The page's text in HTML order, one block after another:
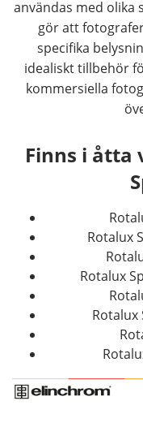
användas med
gör att
specifika
idealiskt tillbehör
kommersiella
Finns i åtta
Rotalux
Rotalux
Rotalux